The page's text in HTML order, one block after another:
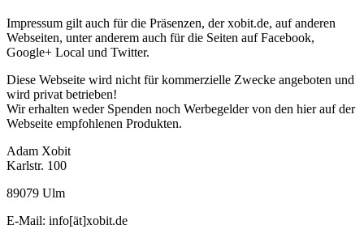
Impressum gilt auch für die Präsenzen, der xobit.de, auf anderen
Webseiten, unter anderem auch für die Seiten auf Facebook,
Google+ Local und Twitter.
Diese Webseite wird nicht für kommerzielle Zwecke angeboten und
wird privat betrieben!
Wir erhalten weder Spenden noch Werbegelder von den hier auf der
Webseite empfohlenen Produkten.
Adam Xobit
Karlstr. 100
89079 Ulm
E-Mail: info[ät]xobit.de